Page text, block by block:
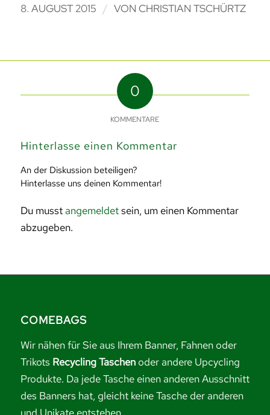
8. AUGUST 2015 / VON CHRISTIAN TSCHÜRTZ
0
KOMMENTARE
Hinterlasse einen Kommentar
An der Diskussion beteiligen?
Hinterlasse uns deinen Kommentar!
Du musstangemeldetsein, um einen Kommentar
abzugeben.
COMEBAGS
Wir nähen für Sie aus Ihrem Banner, Fahnen oder
Trikots Recycling Taschenoder andere Upcycling
Produkte. Da jede Tasche einen anderen Ausschnitt
des Banners hat, gleicht keine Tasche der anderen